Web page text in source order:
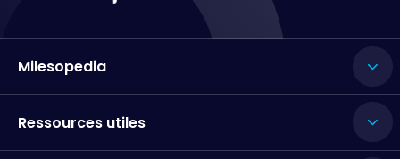
Milesopedia
Ressources utiles